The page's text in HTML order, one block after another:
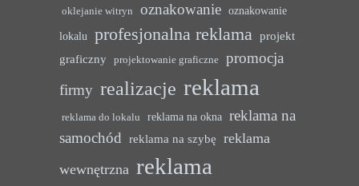
oklejanie witryn oznakowanie oznakowanie
lokalu profesjonalna reklama projekt
graficzny
projektowanie graficzne
promocja
firmy realizacje reklama
reklama do lokalu reklama na okna reklama na
samochód reklama na szybę reklama
wewnętrzna reklama